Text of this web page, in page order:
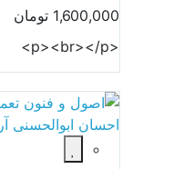
1,600,000 تومان